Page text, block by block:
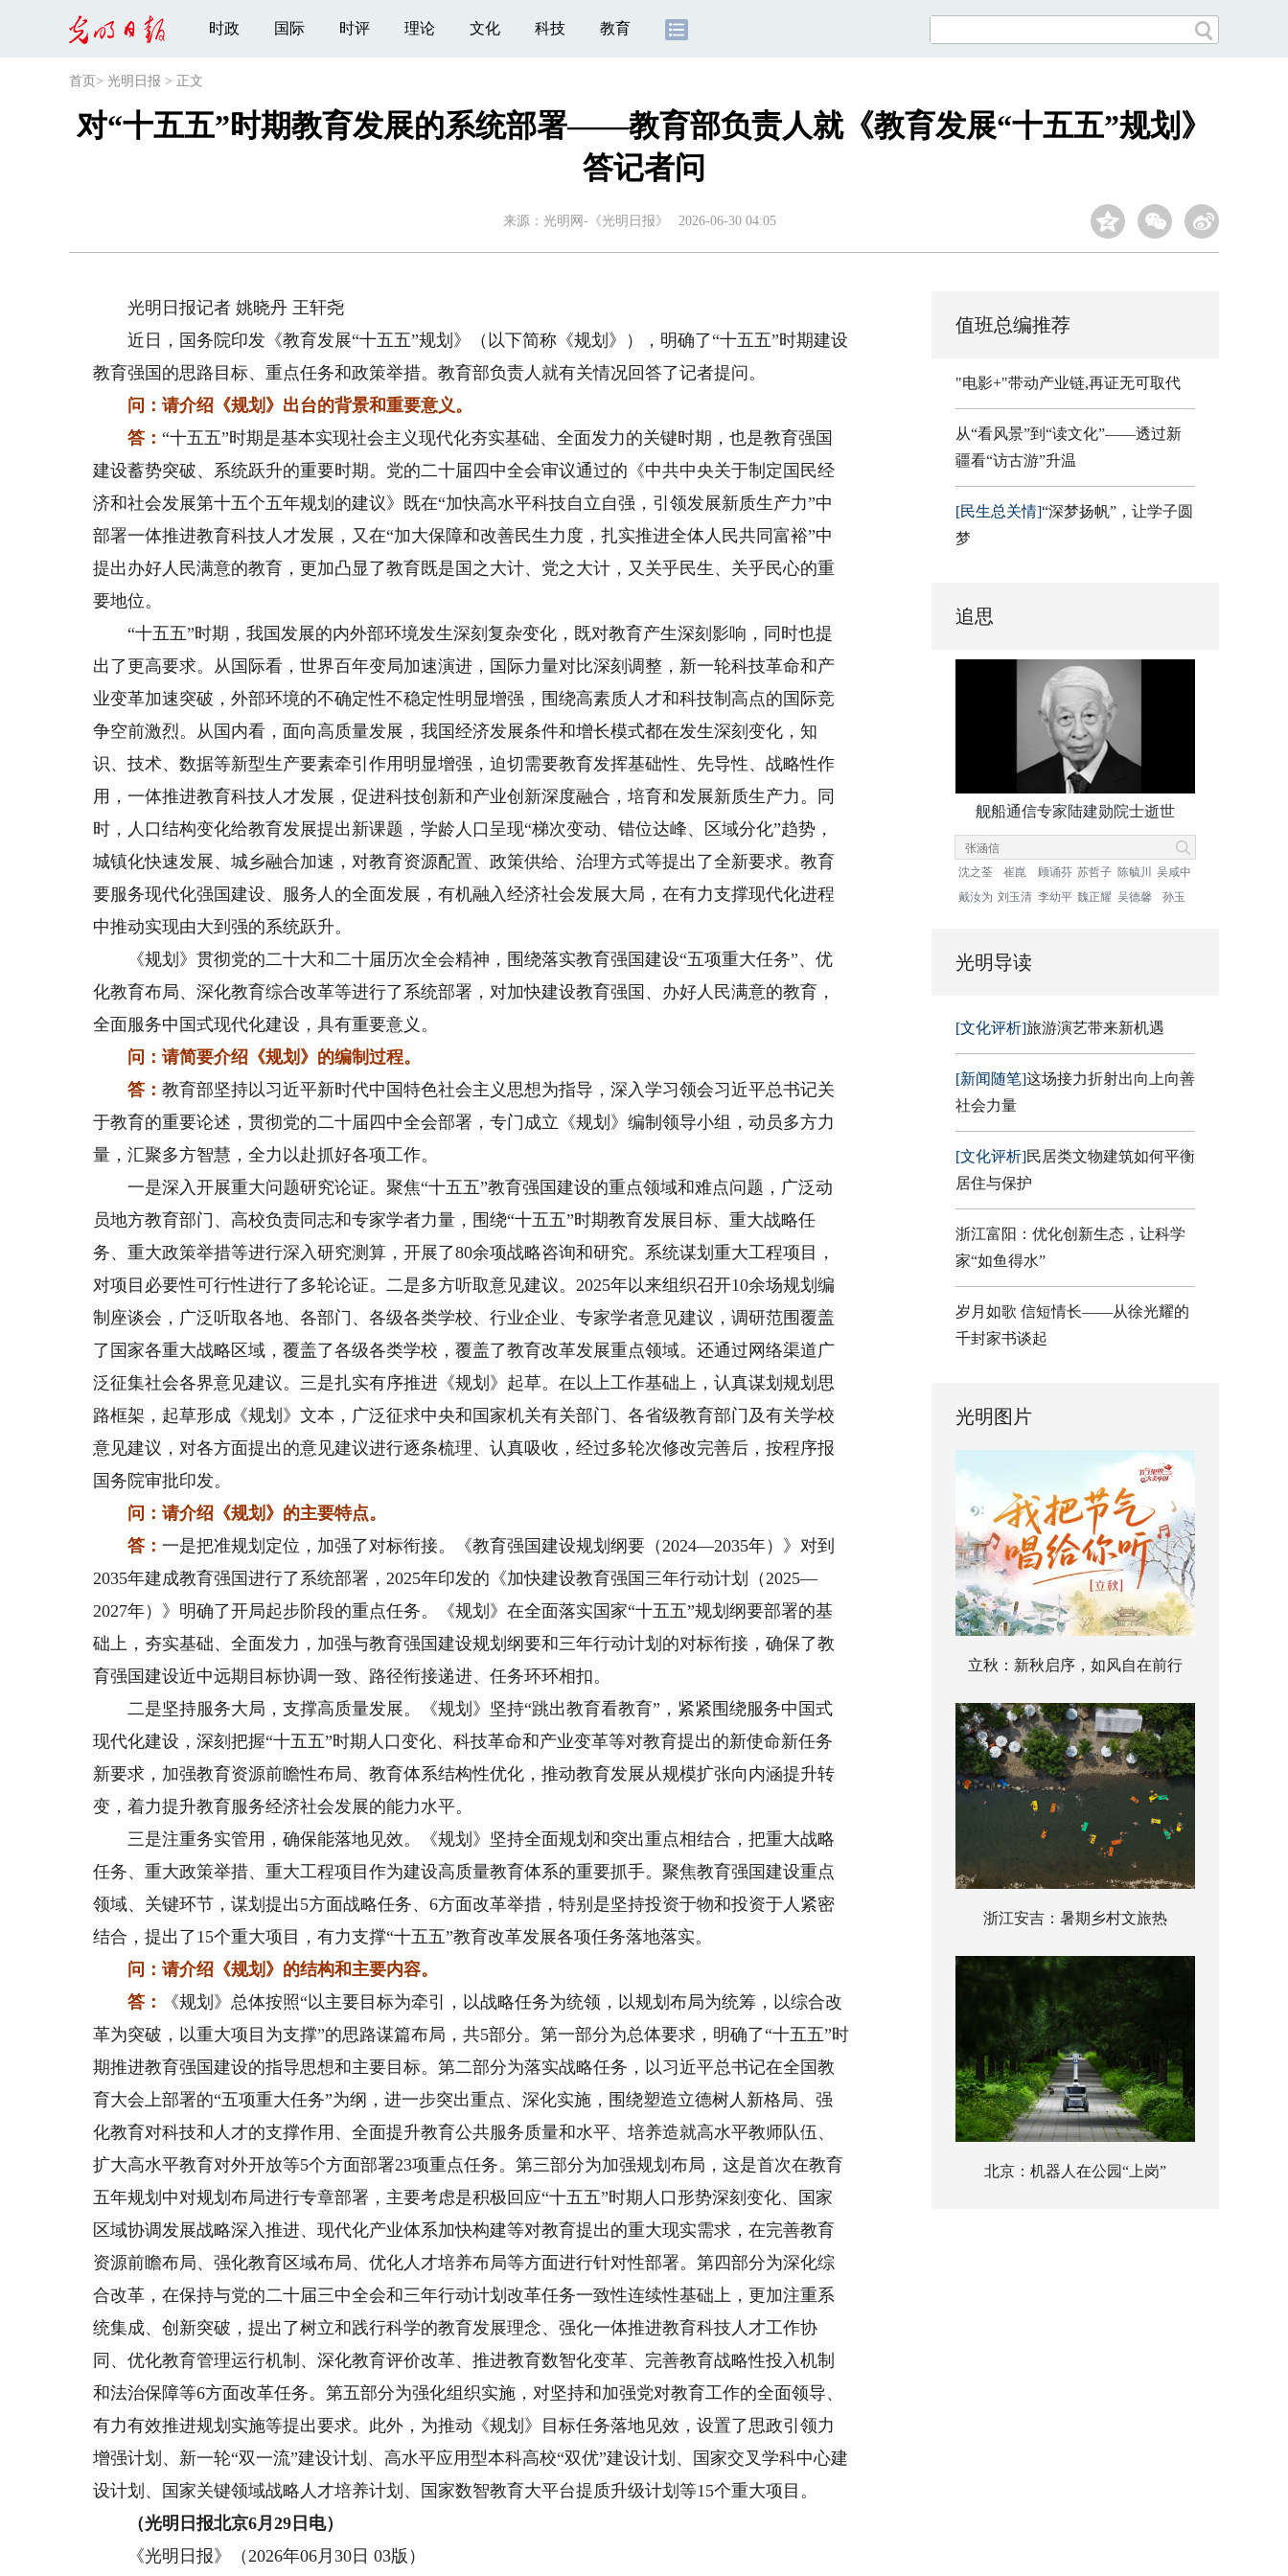
时政 国际 时评 理论 文化 科技 教育
首页 > 光明日报 > 正文
对“十五五”时期教育发展的系统部署——教育部负责人就《教育发展“十五五”规划》
答记者问
来源： 光明网-《光明日报》 2026-06-30 04:05
光明日报记者 姚晓丹 王轩尧
近日，国务院印发《教育发展“十五五”规划》（以下简称《规划》），明确了“十五五”时期建设
教育强国的思路目标、重点任务和政策举措。教育部负责人就有关情况回答了记者提问。
问：请介绍《规划》出台的背景和重要意义。
答： “十五五”时期是基本实现社会主义现代化夯实基础、全面发力的关键时期，也是教育强国
建设蓄势突破、系统跃升的重要时期。党的二十届四中全会审议通过的《中共中央关于制定国民经
济和社会发展第十五个五年规划的建议》既在“加快高水平科技自立自强，引领发展新质生产力”中
部署一体推进教育科技人才发展，又在“加大保障和改善民生力度，扎实推进全体人民共同富裕”中
提出办好人民满意的教育，更加凸显了教育既是国之大计、党之大计，又关乎民生、关乎民心的重
要地位。
“十五五”时期，我国发展的内外部环境发生深刻复杂变化，既对教育产生深刻影响，同时也提
出了更高要求。从国际看，世界百年变局加速演进，国际力量对比深刻调整，新一轮科技革命和产
业变革加速突破，外部环境的不确定性不稳定性明显增强，围绕高素质人才和科技制高点的国际竞
争空前激烈。从国内看，面向高质量发展，我国经济发展条件和增长模式都在发生深刻变化，知
识、技术、数据等新型生产要素牵引作用明显增强，迫切需要教育发挥基础性、先导性、战略性作
用，一体推进教育科技人才发展，促进科技创新和产业创新深度融合，培育和发展新质生产力。同
时，人口结构变化给教育发展提出新课题，学龄人口呈现“梯次变动、错位达峰、区域分化”趋势，
城镇化快速发展、城乡融合加速，对教育资源配置、政策供给、治理方式等提出了全新要求。教育
要服务现代化强国建设、服务人的全面发展，有机融入经济社会发展大局，在有力支撑现代化进程
中推动实现由大到强的系统跃升。
《规划》贯彻党的二十大和二十届历次全会精神，围绕落实教育强国建设“五项重大任务”、优
化教育布局、深化教育综合改革等进行了系统部署，对加快建设教育强国、办好人民满意的教育，
全面服务中国式现代化建设，具有重要意义。
问：请简要介绍《规划》的编制过程。
答：教育部坚持以习近平新时代中国特色社会主义思想为指导，深入学习领会习近平总书记关
于教育的重要论述，贯彻党的二十届四中全会部署，专门成立《规划》编制领导小组，动员多方力
量，汇聚多方智慧，全力以赴抓好各项工作。
一是深入开展重大问题研究论证。聚焦“十五五”教育强国建设的重点领域和难点问题，广泛动
员地方教育部门、高校负责同志和专家学者力量，围绕“十五五”时期教育发展目标、重大战略任
务、重大政策举措等进行深入研究测算，开展了80余项战略咨询和研究。系统谋划重大工程项目，
对项目必要性可行性进行了多轮论证。二是多方听取意见建议。2025年以来组织召开10余场规划编
制座谈会，广泛听取各地、各部门、各级各类学校、行业企业、专家学者意见建议，调研范围覆盖
了国家各重大战略区域，覆盖了各级各类学校，覆盖了教育改革发展重点领域。还通过网络渠道广
泛征集社会各界意见建议。三是扎实有序推进《规划》起草。在以上工作基础上，认真谋划规划思
路框架，起草形成《规划》文本，广泛征求中央和国家机关有关部门、各省级教育部门及有关学校
意见建议，对各方面提出的意见建议进行逐条梳理、认真吸收，经过多轮次修改完善后，按程序报
国务院审批印发。
问：请介绍《规划》的主要特点。
答：一是把准规划定位，加强了对标衔接。《教育强国建设规划纲要（2024—2035年）》对到
2035年建成教育强国进行了系统部署，2025年印发的《加快建设教育强国三年行动计划（2025—
2027年）》明确了开局起步阶段的重点任务。《规划》在全面落实国家“十五五”规划纲要部署的基
础上，夯实基础、全面发力，加强与教育强国建设规划纲要和三年行动计划的对标衔接，确保了教
育强国建设近中远期目标协调一致、路径衔接递进、任务环环相扣。
二是坚持服务大局，支撑高质量发展。《规划》坚持“跳出教育看教育”，紧紧围绕服务中国式
现代化建设，深刻把握“十五五”时期人口变化、科技革命和产业变革等对教育提出的新使命新任务
新要求，加强教育资源前瞻性布局、教育体系结构性优化，推动教育发展从规模扩张向内涵提升转
变，着力提升教育服务经济社会发展的能力水平。
三是注重务实管用，确保能落地见效。《规划》坚持全面规划和突出重点相结合，把重大战略
任务、重大政策举措、重大工程项目作为建设高质量教育体系的重要抓手。聚焦教育强国建设重点
领域、关键环节，谋划提出5方面战略任务、6方面改革举措，特别是坚持投资于物和投资于人紧密
结合，提出了15个重大项目，有力支撑“十五五”教育改革发展各项任务落地落实。
问：请介绍《规划》的结构和主要内容。
答：
《规划》总体按照“以主要目标为牵引，以战略任务为统领，以规划布局为统筹，以综合改
革为突破，以重大项目为支撑”的思路谋篇布局，共5部分。第一部分为总体要求，明确了“十五五”时
期推进教育强国建设的指导思想和主要目标。第二部分为落实战略任务，以习近平总书记在全国教
育大会上部署的“五项重大任务”为纲，进一步突出重点、深化实施，围绕塑造立德树人新格局、强
化教育对科技和人才的支撑作用、全面提升教育公共服务质量和水平、培养造就高水平教师队伍、
扩大高水平教育对外开放等5个方面部署23项重点任务。第三部分为加强规划布局，这是首次在教育
五年规划中对规划布局进行专章部署，主要考虑是积极回应“十五五”时期人口形势深刻变化、国家
区域协调发展战略深入推进、现代化产业体系加快构建等对教育提出的重大现实需求，在完善教育
资源前瞻布局、强化教育区域布局、优化人才培养布局等方面进行针对性部署。第四部分为深化综
合改革，在保持与党的二十届三中全会和三年行动计划改革任务一致性连续性基础上，更加注重系
统集成、创新突破，提出了树立和践行科学的教育发展理念、强化一体推进教育科技人才工作协
同、优化教育管理运行机制、深化教育评价改革、推进教育数智化变革、完善教育战略性投入机制
和法治保障等6方面改革任务。第五部分为强化组织实施，对坚持和加强党对教育工作的全面领导、
有力有效推进规划实施等提出要求。此外，为推动《规划》目标任务落地见效，设置了思政引领力
增强计划、新一轮“双一流”建设计划、高水平应用型本科高校“双优”建设计划、国家交叉学科中心建
设计划、国家关键领域战略人才培养计划、国家数智教育大平台提质升级计划等15个重大项目。
（光明日报北京6月29日电）
《光明日报》（2026年06月30日 03版）
值班总编推荐
"电影+"带动产业链,再证无可取代
从“看风景”到“读文化”——透过新
疆看“访古游”升温
[民生总关情]“深梦扬帆”，让学子圆
梦
追思
舰船通信专家陆建勋院士逝世
沈之荃 崔崑 顾诵芬 苏哲子 陈毓川
吴咸中
戴汝为 刘玉清 李幼平 魏正耀 吴德馨 孙玉
光明导读
[文化评析]旅游演艺带来新机遇
[新闻随笔]这场接力折射出向上向善
社会力量
[文化评析]民居类文物建筑如何平衡
居住与保护
浙江富阳：优化创新生态，让科学
家“如鱼得水”
岁月如歌 信短情长——从徐光耀的
千封家书谈起
光明图片
立秋：新秋启序，如风自在前行
浙江安吉：暑期乡村文旅热
北京：机器人在公园“上岗”